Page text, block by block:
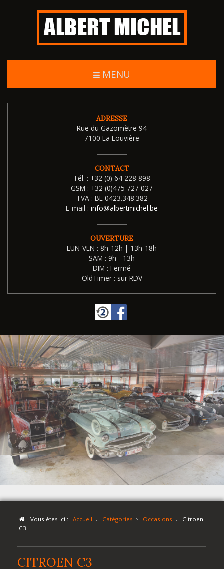
MENU
ADRESSE
Rue du Gazomètre 94
7100 La Louvière
CONTACT
Tél. : +32 (0) 64 228 898
GSM : +32 (0)475 727 027
TVA : BE 0423.348.382
E-mail : info@albertmichel.be
OUVERTURE
LUN-VEN : 8h-12h | 13h-18h
SAM : 9h - 13h
DIM : Fermé
OldTimer : sur RDV
Vous êtes ici : Accueil Catégories Occasions
Citroen
C3
CITROEN C3